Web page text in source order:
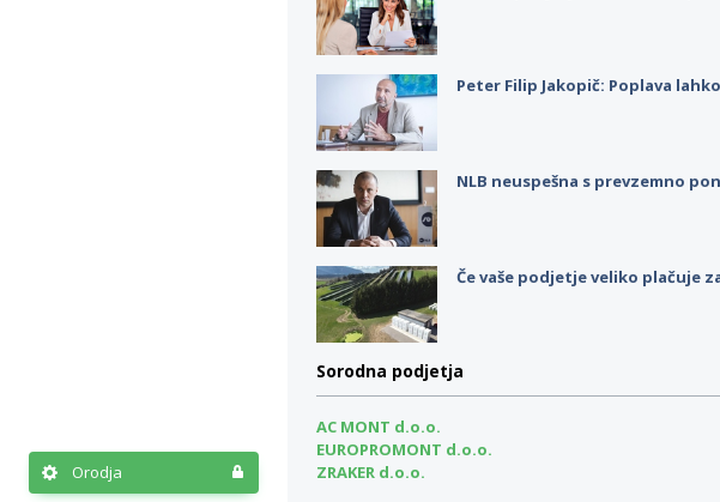
Orodja
Peter Filip Jakopič: Poplava
NLB neuspešna s prevzemno
Če vaše podjetje veliko plačuje
Sorodna podjetja
AC MONT d.o.o.
EUROPROMONT d.o.o.
ZRAKER d.o.o.